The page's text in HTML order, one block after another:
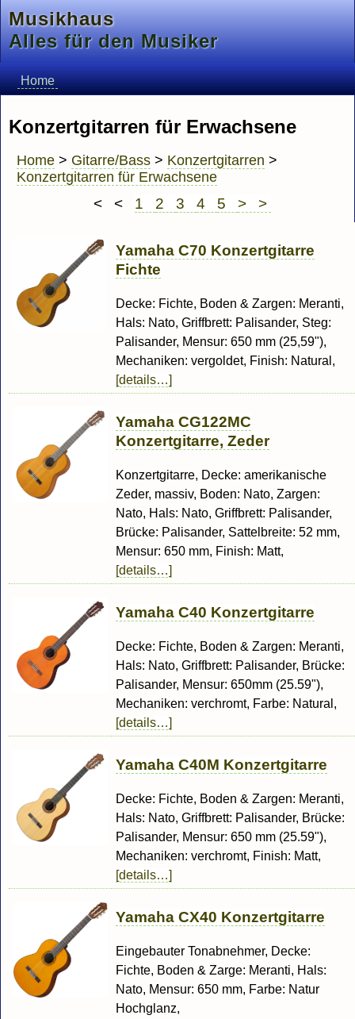
Musikhaus
Alles für den Musiker
Home
Konzertgitarren für Erwachsene
Home > Gitarre/Bass > Konzertgitarren >
Konzertgitarren für Erwachsene
< < 1 2 3 4 5 > >
Yamaha C70 Konzertgitarre
Fichte
Decke: Fichte, Boden & Zargen: Meranti,
Hals: Nato, Griffbrett: Palisander, Steg:
Palisander, Mensur: 650 mm (25,59"),
Mechaniken: vergoldet, Finish: Natural,
[details…]
Yamaha CG122MC
Konzertgitarre, Zeder
Konzertgitarre, Decke: amerikanische
Zeder, massiv, Boden: Nato, Zargen:
Nato, Hals: Nato, Griffbrett: Palisander,
Brücke: Palisander, Sattelbreite: 52 mm,
Mensur: 650 mm, Finish: Matt,
[details…]
Yamaha C40 Konzertgitarre
Decke: Fichte, Boden & Zargen: Meranti,
Hals: Nato, Griffbrett: Palisander, Brücke:
Palisander, Mensur: 650mm (25.59"),
Mechaniken: verchromt, Farbe: Natural,
[details…]
Yamaha C40M Konzertgitarre
Decke: Fichte, Boden & Zargen: Meranti,
Hals: Nato, Griffbrett: Palisander, Brücke:
Palisander, Mensur: 650 mm (25.59"),
Mechaniken: verchromt, Finish: Matt,
[details…]
Yamaha CX40 Konzertgitarre
Eingebauter Tonabnehmer, Decke:
Fichte, Boden & Zarge: Meranti, Hals:
Nato, Mensur: 650 mm, Farbe: Natur
Hochglanz,